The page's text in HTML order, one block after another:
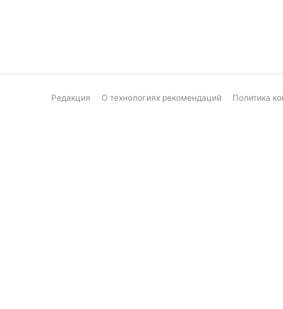
Редакция О технологиях рекомендаций Политика